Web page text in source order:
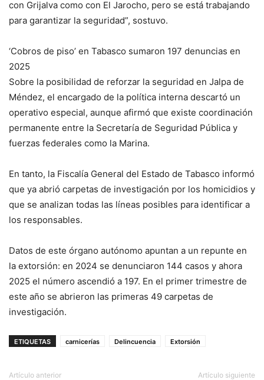
con Grijalva como con El Jarocho, pero se está trabajando
para garantizar la seguridad”, sostuvo.
‘Cobros de piso’ en Tabasco sumaron 197 denuncias en
2025
Sobre la posibilidad de reforzar la seguridad en Jalpa de
Méndez, el encargado de la política interna descartó un
operativo especial, aunque afirmó que existe coordinación
permanente entre la Secretaría de Seguridad Pública y
fuerzas federales como la Marina.
En tanto, la Fiscalía General del Estado de Tabasco informó
que ya abrió carpetas de investigación por los homicidios y
que se analizan todas las líneas posibles para identificar a
los responsables.
Datos de este órgano autónomo apuntan a un repunte en
la extorsión: en 2024 se denunciaron 144 casos y ahora
2025 el número ascendió a 197. En el primer trimestre de
este año se abrieron las primeras 49 carpetas de
investigación.
ETIQUETAS carnicerías Delincuencia Extorsión
Artículo anterior Artículo siguiente